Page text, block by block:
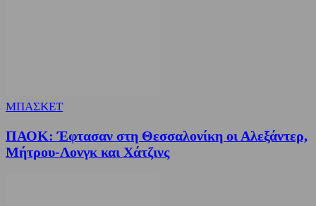
ΜΠΑΣΚΕΤ
ΠΑΟΚ: Έφτασαν στη Θεσσαλονίκη οι Αλεξάντερ,
Μήτρου-Λονγκ και Χάτζινς